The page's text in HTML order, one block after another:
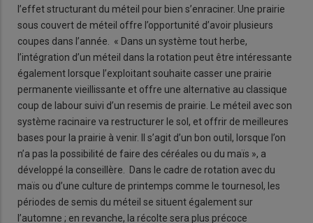
l’effet structurant du méteil pour bien s’enraciner. Une prairie
sous couvert de méteil offre l’opportunité d’avoir plusieurs
coupes dans l’année. « Dans un système tout herbe,
l’intégration d’un méteil dans la rotation peut être intéressante
également lorsque l’exploitant souhaite casser une prairie
permanente vieillissante et offre une alternative au classique
coup de labour suivi d’un resemis de prairie. Le méteil avec son
système racinaire va restructurer le sol, et offrir de meilleures
bases pour la prairie à venir. Il s’agit d’un bon outil, lorsque l’on
n’a pas la possibilité de faire des céréales ou du maïs », a
développé la conseillère. Dans le cadre de rotation avec du
maïs ou d’une culture de printemps comme le tournesol, les
périodes de semis du méteil se situent également sur
l’automne ; en revanche, la récolte sera plus précoce